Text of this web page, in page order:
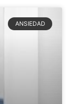
ANSIEDAD